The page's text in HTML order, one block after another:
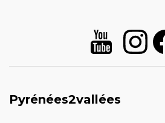
Pyrénées2vallées